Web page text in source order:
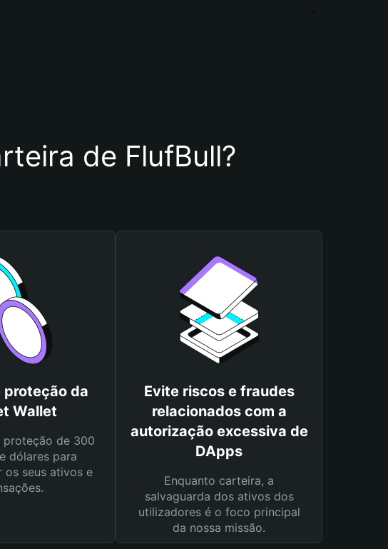
de FlufBull?
proteção da
Wallet
proteção de 300
dólares para
os seus ativos e
Evite riscos e fraudes
relacionados com a
autorização excessiva de
DApps
Enquanto carteira, a
salvaguarda dos ativos dos
utilizadores é o foco principal
da nossa missão.